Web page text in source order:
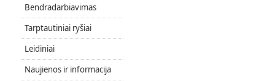
Bendradarbiavimas
Tarptautiniai ryšiai
Leidiniai
Naujienos ir informacija